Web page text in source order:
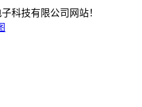
科技有限公司网站！